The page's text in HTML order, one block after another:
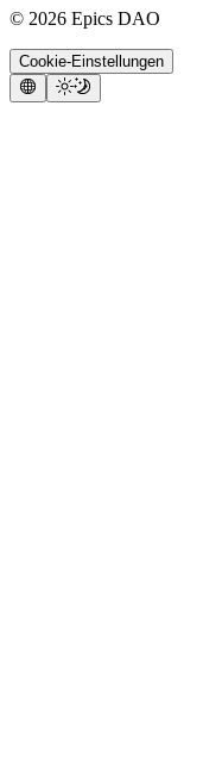
© 2026 Epics DAO
Cookie-Einstellungen